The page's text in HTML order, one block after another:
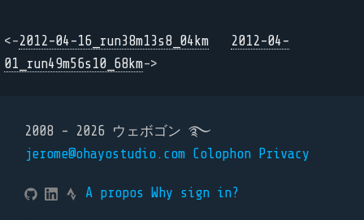
<-2012-04-16_run38m13s8_04km
2012-04-
01_run49m56s10_68km->
2008 - 2026 ウェボゴン ࿐
jerome@ohayostudio.com Colophon Privacy
A propos Why sign in?